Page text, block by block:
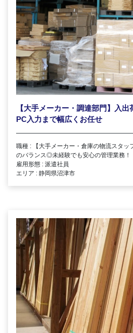
【大手メーカー・調達部門】入出
PC入力まで幅広くお任せ
職種 : 【大手メーカー・倉庫の物流スタッ
のバランス◎未経験でも安心の管理業務！
雇用形態 : 派遣社員
エリア : 静岡県沼津市